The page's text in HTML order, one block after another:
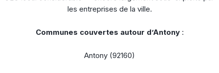
les entreprises de la ville.
Communes couvertes autour d’Antony:
Antony (92160)